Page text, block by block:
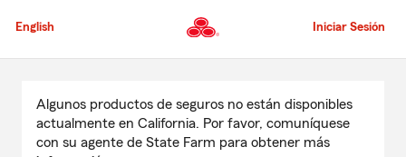
al
principal
English Iniciar Sesión
contenido
principal
Algunos productos de seguros no están disponibles
actualmente en California. Por favor, comuníquese
con su agente de State Farm para obtener más